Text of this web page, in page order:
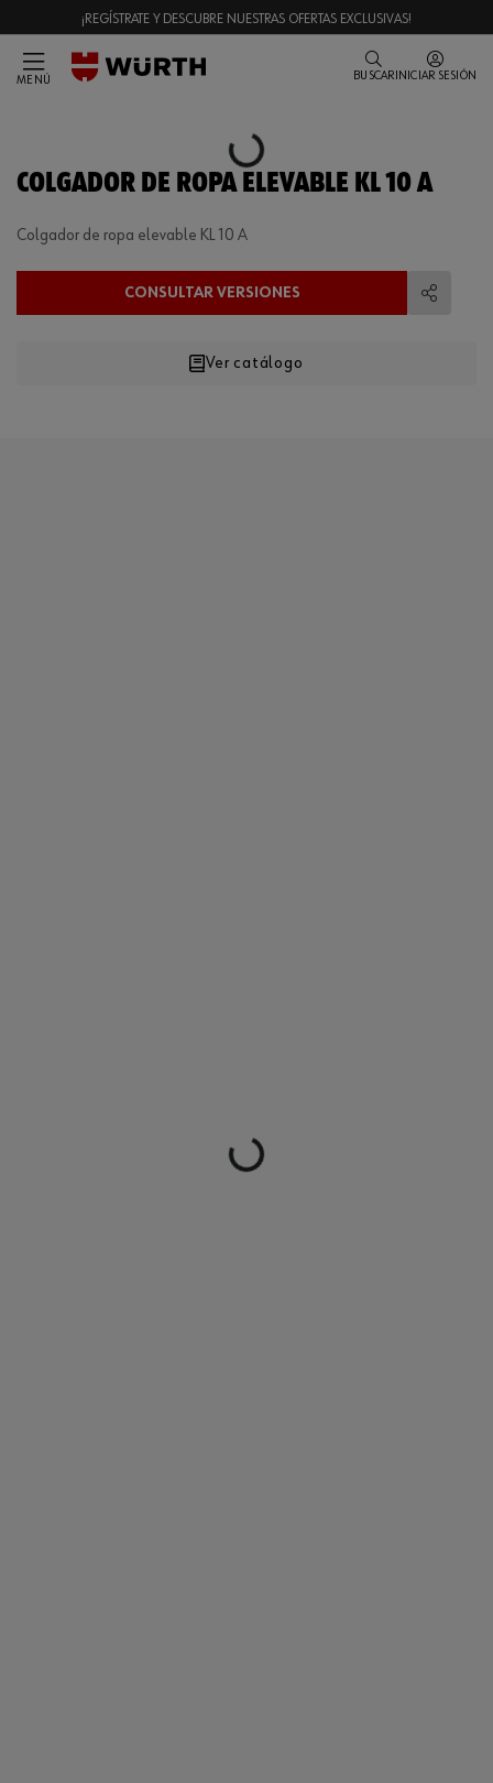
¡REGÍSTRATE Y DESCUBRE NUESTRAS OFERTAS EXCLUSIVAS!
MENÚ BUSCAR INICIAR SESIÓN
Loading...
COLGADOR DE ROPA ELEVABLE KL 10 A
Colgador de ropa elevable KL 10 A
CONSULTAR VERSIONES
Ver catálogo